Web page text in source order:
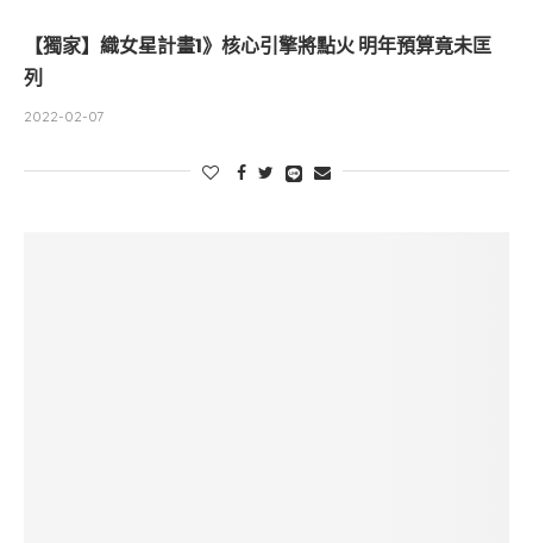
【獨家】織女星計畫1》核心引擎將點火 明年預算竟未匡
列
2022-02-07